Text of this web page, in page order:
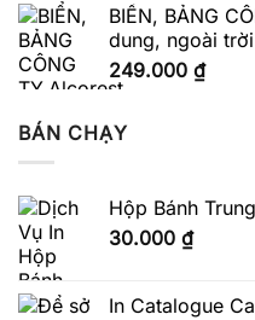
BIỂN, BẢNG
dung, ngoài
249.000 ₫
BÁN CHẠY
Hộp Bánh
30.000 ₫
In Catalogue